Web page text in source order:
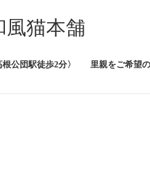
猫本舗
公団駅徒歩2分〉 里親をご希望